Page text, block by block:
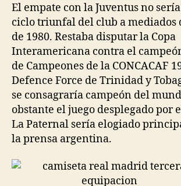
El empate con la Juventus no
ciclo triunfal del club a mediados
de 1980. Restaba disputar la Copa
Interamericana contra el
de Campeones de la CONCACAF
Defence Force de Trinidad y
se consagraría campeón del
obstante el juego desplegado por
La Paternal sería elogiado
la prensa argentina.